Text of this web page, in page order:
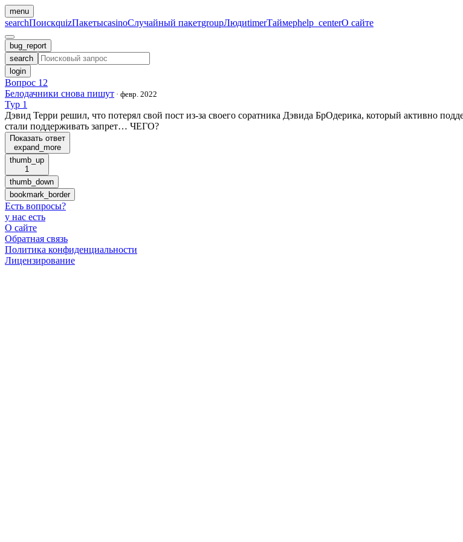
menu
searchПоискquizПакетыcasinoСлучайный пакетgroupЛюдиtimerТаймерhelp_centerО сайте
bug_report
search
login
Вопрос 12
Белодачники снова пишут · февр. 2022
Тур 1
Дэвид Терри решил, что потерял свой пост из-за своего соратника Дэвида БрОдерика, который активно
стали поддерживать запрет… ЧЕГО?
Показать ответ
expand_more
thumb_up
1
thumb_down
bookmark_border
Есть вопросы?
у нас есть
О сайте
Обратная связь
Политика конфиденциальности
Лицензирование